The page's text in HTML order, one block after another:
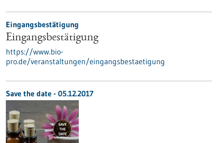
Eingangsbestätigung
Eingangsbestätigung
https://www.bio-
pro.de/veranstaltungen/eingangsbestaetigung
Save the date - 05.12.2017